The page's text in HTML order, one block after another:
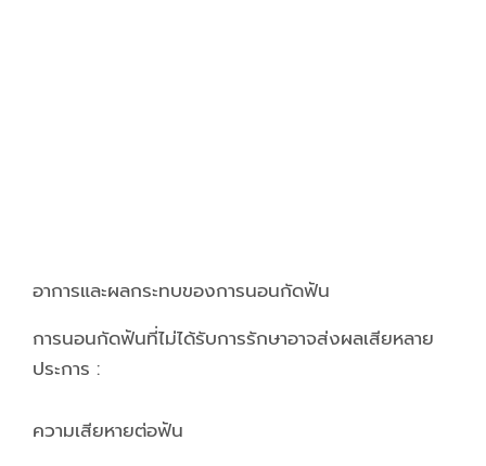
อาการและผลกระทบของการนอนกัดฟัน
การนอนกัดฟันที่ไม่ได้รับการรักษาอาจส่งผลเสียหลาย
ประการ :
ความเสียหายต่อฟัน